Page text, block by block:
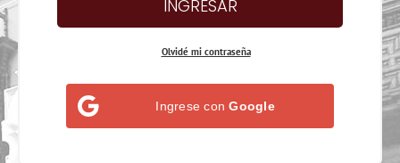
Olvidé mi contraseña
Ingrese conGoogle